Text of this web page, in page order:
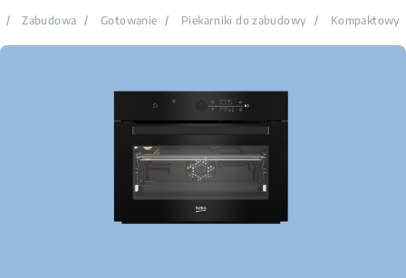
/ Zabudowa / Gotowanie / Piekarniki do zabudowy / Kompaktowy